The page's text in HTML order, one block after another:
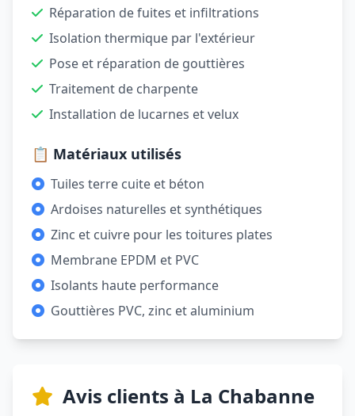
Réparation de fuites et infiltrations
Isolation thermique par l'extérieur
Pose et réparation de gouttières
Traitement de charpente
Installation de lucarnes et velux
📋 Matériaux utilisés
Tuiles terre cuite et béton
Ardoises naturelles et synthétiques
Zinc et cuivre pour les toitures plates
Membrane EPDM et PVC
Isolants haute performance
Gouttières PVC, zinc et aluminium
Avis clients à La Chabanne